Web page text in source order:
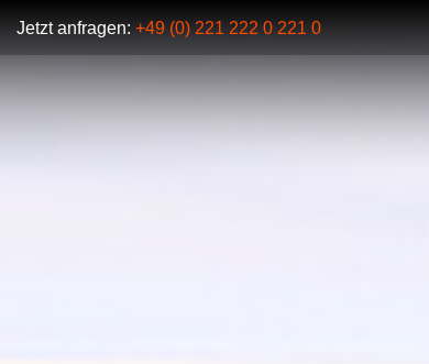
Jetzt anfragen: +49 (0) 221 222 0 221 0